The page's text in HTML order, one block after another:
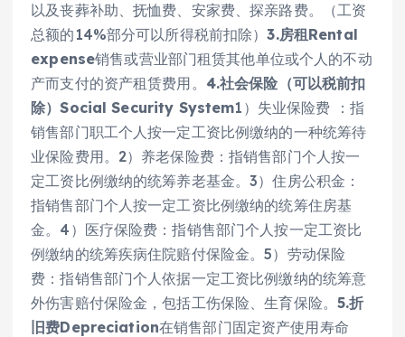
以及丧葬补助、抚恤费、安家费、探亲路费。（工资
总额的14%部分可以所得税前扣除）3.房租Rental
expense销售或营业部门租赁其他单位或个人的不动
产而支付的资产租赁费用。 4.社会保险（可以税前扣
除）Social Security System1）失业保险费 ：指
销售部门职工个人按一定工资比例缴纳的一种统筹待
业保险费用。2）养老保险费：指销售部门个人按一
定工资比例缴纳的统筹养老基金。3）住房公积金：
指销售部门个人按一定工资比例缴纳的统筹住房基
金。4）医疗保险费：指销售部门个人按一定工资比
例缴纳的统筹疾病住院赔付保险金。5）劳动保险
费：指销售部门个人依据一定工资比例缴纳的统筹意
外伤害赔付保险金，包括工伤保险、生育保险。5.折
旧费Depreciation在销售部门固定资产使用寿命